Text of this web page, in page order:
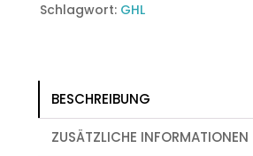
Schlagwort: GHL
BESCHREIBUNG
ZUSÄTZLICHE INFORMATIONEN